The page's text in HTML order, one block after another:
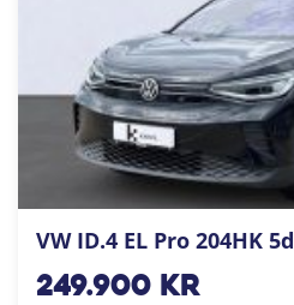
VW ID.4 EL Pro 204HK
249.900kr